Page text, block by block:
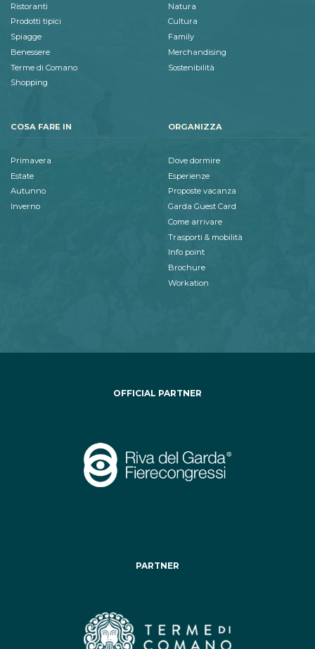
Ristoranti
Prodotti tipici
Spiagge
Benessere
Terme di Comano
Shopping
Natura
Cultura
Family
Merchandising
Sostenibilità
COSA FARE IN
Primavera
Estate
Autunno
Inverno
ORGANIZZA
Dove dormire
Esperienze
Proposte vacanza
Garda Guest Card
Come arrivare
Trasporti & mobilità
Info point
Brochure
Workation
OFFICIAL PARTNER
PARTNER